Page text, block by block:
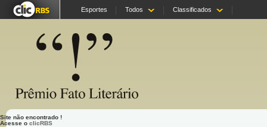
Esportes Todos Classificados
Site não encontrado !
Acesse o clicRBS